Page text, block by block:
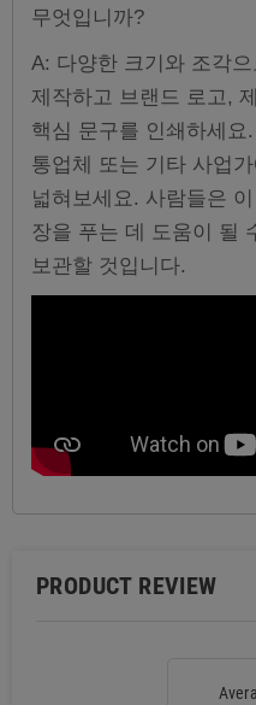
무엇입니까?
A: 다양한 크기와 조각
제작하고 브랜드 로고,
핵심 문구를 인쇄하세
통업체 또는 기타 사업
넓혀보세요. 사람들은
장을 푸는 데 도움이 될
보관할 것입니다.
PRODUCT REVIEW